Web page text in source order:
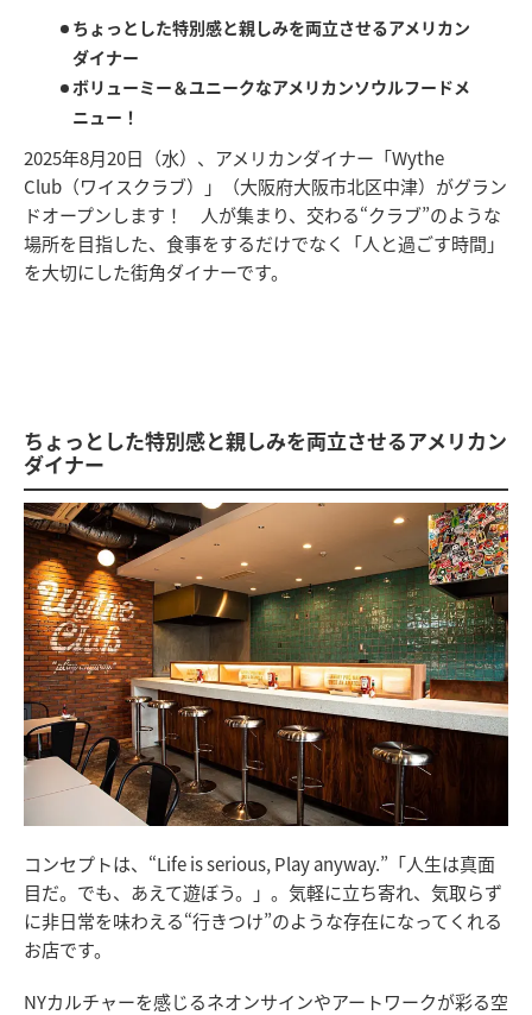
ちょっとした特別感と親しみを両立させるアメリカン
ダイナー
ボリューミー＆ユニークなアメリカンソウルフードメ
ニュー！
2025年8月20日（水）、アメリカンダイナー「Wythe
Club（ワイスクラブ）」（大阪府大阪市北区中津）がグラン
ドオープンします！ 人が集まり、交わる“クラブ”のような
場所を目指した、食事をするだけでなく「人と過ごす時間」
を大切にした街角ダイナーです。
ちょっとした特別感と親しみを両立させるアメリカン
ダイナー
コンセプトは、“Life is serious, Play anyway.”「人生は真面
目だ。でも、あえて遊ぼう。」。気軽に立ち寄れ、気取らず
に非日常を味わえる“行きつけ”のような存在になってくれる
お店です。
NYカルチャーを感じるネオンサインやアートワークが彩る空